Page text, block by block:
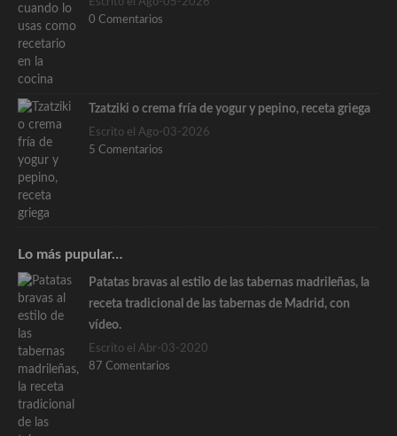
0 Comentarios
Tzatziki o crema fría de yogur y pepino, receta griega
Escrito el Ago-03-2026
5 Comentarios
Lo más pupular…
Patatas bravas al estilo de las tabernas madrileñas, la
receta tradicional de las tabernas de Madrid, con
vídeo.
Escrito el Abr-03-2020
87 Comentarios